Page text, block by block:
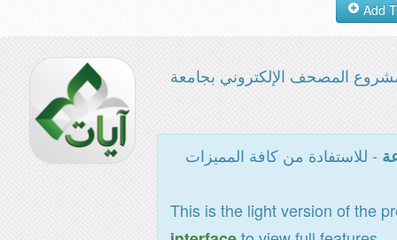
المصحف الإلكتروني بجامعة
- للاستفادة من كافة المميزات
This is the light version of the